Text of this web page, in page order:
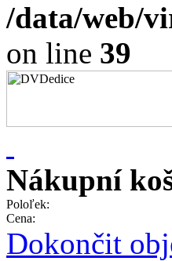
/data/web/
on line 39
Nákupní
Poloľek:
Cena:
Dokončit